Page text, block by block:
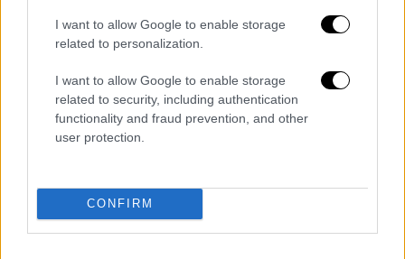
I want to allow Google to enable storage
related to personalization.
I want to allow Google to enable storage
related to security, including authentication
functionality and fraud prevention, and other
user protection.
CONFIRM
Τρία χρόνια αργότερα, δηλαδή το 2007,
ζητήθηκε από την 37χρονη να συνοδέψει τη
συναθλήτριά της Μέλπω ως φροντίστριά
της στο δωμάτιο -τότε έπαιζε με άλλον
συναθλητή- στους πανελλήνιους αγώνες
στην Αθήνα.
κοντά πως παίζεται το άθλημα και ως
αρχιτέκτονας καταλάβαινα τις διαφορές